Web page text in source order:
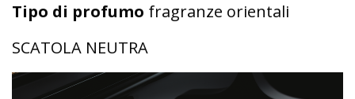
Tipo di profumo fragranze orientali
SCATOLA NEUTRA